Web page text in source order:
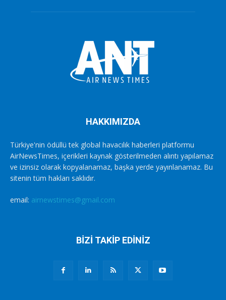
HAKKIMIZDA
Türkiye'nin ödüllü tek global havacılık haberleri platformu
AirNewsTimes, içerikleri kaynak gösterilmeden alıntı yapılamaz
ve izinsiz olarak kopyalanamaz, başka yerde yayınlanamaz. Bu
sitenin tüm hakları saklıdır.
email: airnewstimes@gmail.com
BİZİ TAKİP EDİNİZ